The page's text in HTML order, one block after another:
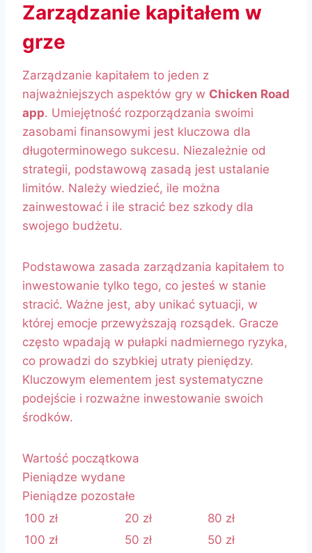
Zarządzanie kapitałem w
grze
Zarządzanie kapitałem to jeden z
najważniejszych aspektów gry w Chicken Road
app. Umiejętność rozporządzania swoimi
zasobami finansowymi jest kluczowa dla
długoterminowego sukcesu. Niezależnie od
strategii, podstawową zasadą jest ustalanie
limitów. Należy wiedzieć, ile można
zainwestować i ile stracić bez szkody dla
swojego budżetu.
Podstawowa zasada zarządzania kapitałem to
inwestowanie tylko tego, co jesteś w stanie
stracić. Ważne jest, aby unikać sytuacji, w
której emocje przewyższają rozsądek. Gracze
często wpadają w pułapki nadmiernego ryzyka,
co prowadzi do szybkiej utraty pieniędzy.
Kluczowym elementem jest systematyczne
podejście i rozważne inwestowanie swoich
środków.
Wartość początkowa
Pieniądze wydane
Pieniądze pozostałe
100 zł
20 zł
80 zł
100 zł
50 zł 50 zł